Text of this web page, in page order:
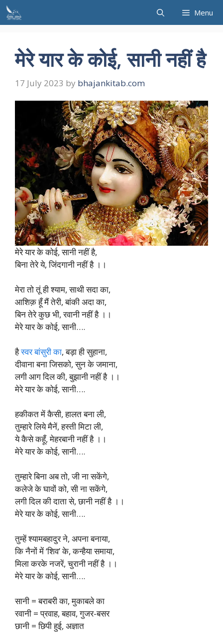
Skip
to
Menu
मेरे यार के कोई, सानी नहीं है
17 July 2023 by bhajankitab.com
मेरे यार के कोई, सानी नहीं है,
बिना तेरे ये, जिंदगानी नहीं है ।।
मेरा तो तूं ही श्याम, साथी सदा का,
आशिक़ हूँ मैं तेरी, बांकी अदा का,
बिन तेरे कुछ भी, रवानी नहीं है ।।
मेरे यार के कोई, सानी….
हैस्वर बांसुरी का, बड़ा ही सुहाना,
दीवाना बना जिसको, सुन के जमाना,
लगी आग दिल की, बुझानी नहीं है ।।
मेरे यार के कोई, सानी….
हकीकत में कैसी, हालत बना ली,
तुम्हारे लिये मैनें, हस्ती मिटा ली,
ये कैसे कहूँ, मेहरबानी नहीं है ।।
मेरे यार के कोई, सानी….
तुम्हारे बिना अब तो, जी ना सकेंगे,
कलेजे के घावों को, सी ना सकेंगे,
लगी दिल की दाता से, छानी नहीं है ।।
मेरे यार के कोई, सानी….
तुम्हें श्यामबहादुर ने, अपना बनाया,
कि नैनों में ‘शिव’ के, कन्हैया समाया,
मिला करके नजरें, चुरानी नहीं है ।।
मेरे यार के कोई, सानी….
सानी = बराबरी का, मुकाबले का
रवानी = प्रवाह, बहाव, गुजर-बसर
छानी = छिपी हुई, अज्ञात